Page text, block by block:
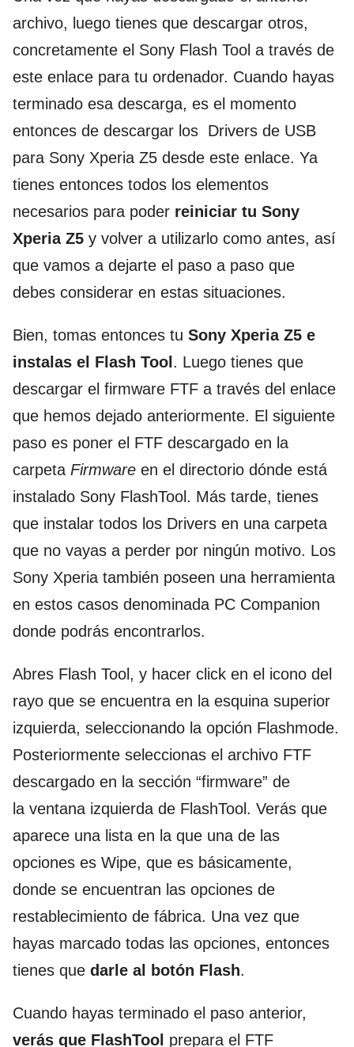
archivo, luego tienes que descargar otros,
concretamente el Sony Flash Tool a través de
este enlace para tu ordenador. Cuando hayas
terminado esa descarga, es el momento
entonces de descargar los Drivers de USB
para Sony Xperia Z5 desde este enlace. Ya
tienes entonces todos los elementos
necesarios para poder reiniciar tu Sony
Xperia Z5 y volver a utilizarlo como antes, así
que vamos a dejarte el paso a paso que
debes considerar en estas situaciones.
Bien, tomas entonces tu Sony Xperia Z5 e
instalas el Flash Tool. Luego tienes que
descargar el firmware FTF a través del enlace
que hemos dejado anteriormente. El siguiente
paso es poner el FTF descargado en la
carpeta Firmware en el directorio dónde está
instalado Sony FlashTool. Más tarde, tienes
que instalar todos los Drivers en una carpeta
que no vayas a perder por ningún motivo. Los
Sony Xperia también poseen una herramienta
en estos casos denominada PC Companion
donde podrás encontrarlos.
Abres Flash Tool, y hacer click en el icono del
rayo que se encuentra en la esquina superior
izquierda, seleccionando la opción Flashmode.
Posteriormente seleccionas el archivo FTF
descargado en la sección “firmware” de
la ventana izquierda de FlashTool. Verás que
aparece una lista en la que una de las
opciones es Wipe, que es básicamente,
donde se encuentran las opciones de
restablecimiento de fábrica. Una vez que
hayas marcado todas las opciones, entonces
tienes que darle al botón Flash.
Cuando hayas terminado el paso anterior,
verás que FlashTool prepara el FTF